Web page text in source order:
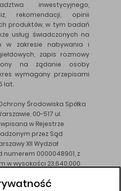
inwestycyjnego,
rekomendacji, opinii
produktów, w tym badań
usług świadczonych na
w zakresie nabywania i
zapis rozmowy
na żądanie osoby
wymagany przepisami
lat.
Środowiska Spółka
00-517 ul.
w Rejestrze
przez Sąd
XII Wydział
numerem 0000048901, z
w wysokości 23.640.000
zezwolenia KNF z dnia